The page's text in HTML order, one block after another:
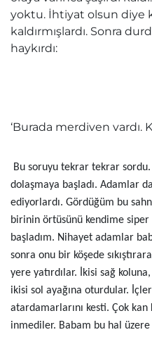
yoktu. İhtiyat olsun diye
kaldırmışlardı. Sonra
haykırdı:
‘Burada merdiven vardı.
Bu soruyu tekrar tekrar sordu.
dolaşmaya başladı. Adamlar
ediyorlardı. Gördüğüm bu
birinin örtüsünü kendime
başladım. Nihayet adamlar
sonra onu bir köşede
yere yatırdılar. İkisi sağ
ikisi sol ayağına oturdular.
atardamarlarını kesti. Çok
inmediler. Babam bu hal